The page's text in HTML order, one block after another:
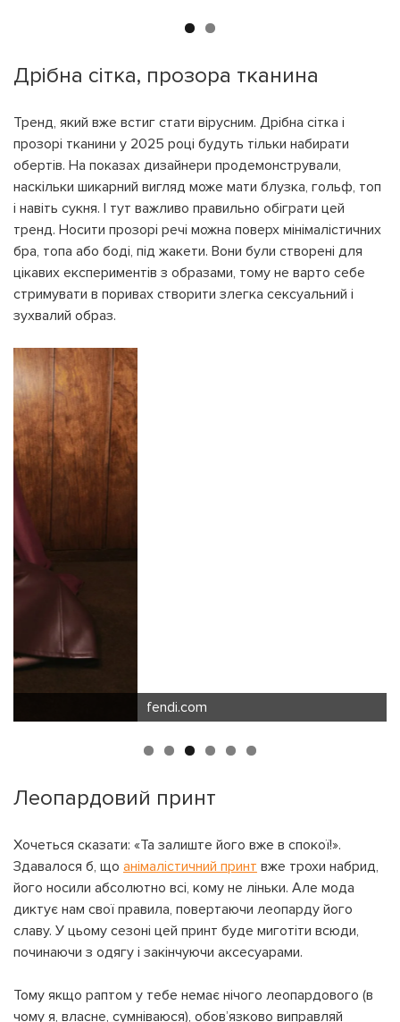
Дрібна сітка, прозора тканина
Тренд, який вже встиг стати вірусним. Дрібна сітка і
прозорі тканини у 2025 році будуть тільки набирати
обертів. На показах дизайнери продемонстрували,
наскільки шикарний вигляд може мати блузка, гольф, топ
і навіть сукня. І тут важливо правильно обіграти цей
тренд. Носити прозорі речі можна поверх мінімалістичних
бра, топа або боді, під жакети. Вони були створені для
цікавих експериментів з образами, тому не варто себе
стримувати в поривах створити злегка сексуальний і
зухвалий образ.
Леопардовий принт
Хочеться сказати: «Та залиште його вже в спокої!».
Здавалося б, що анімалістичний принт вже трохи набрид,
його носили абсолютно всі, кому не ліньки. Але мода
диктує нам свої правила, повертаючи леопарду його
славу. У цьому сезоні цей принт буде миготіти всюди,
починаючи з одягу і закінчуючи аксесуарами.
Тому якщо раптом у тебе немає нічого леопардового (в
чому я, власне, сумніваюся), обов’язково виправляй
Ім'я користувача:
Номер картки лояльності:
Бонусів на рахунку:
Кешбек-бонусів на
рахунку:
ПОВЕРНУТИСЯ ДО БЛОГУ
Авторизація
УВІЙТИ ЗА ДОПОМОГОЮ
СМС
УВІЙТИ ЗА ДОПОМОГОЮ
ДЗВІНКА
Бажаю перерахувати:
ПОВЕРНУТИСЯ ПЕРЕРАХУВАТИ